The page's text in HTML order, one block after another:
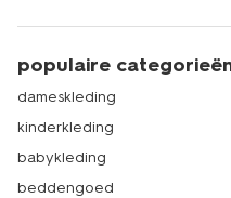
populaire
dameskleding
kinderkleding
babykleding
beddengoed